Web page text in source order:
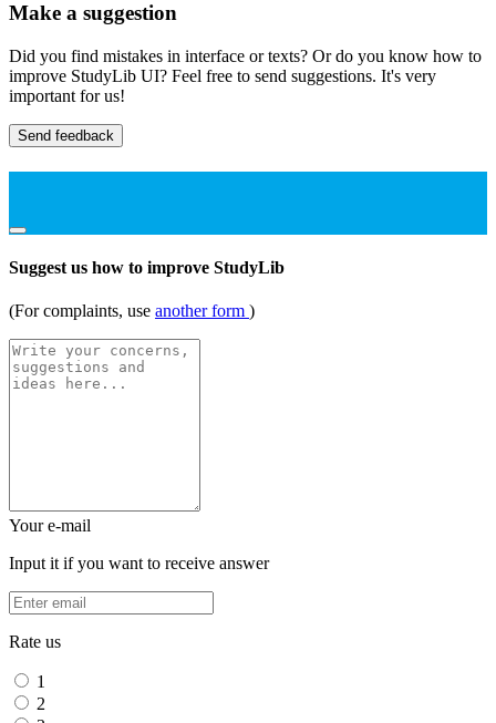
Make a suggestion
Did you find mistakes in interface or texts? Or do you know how to
improve StudyLib UI? Feel free to send suggestions. It's very
important for us!
Send feedback
Suggest us how to improve StudyLib
(For complaints, use another form )
Your e-mail
Input it if you want to receive answer
Rate us
1
2